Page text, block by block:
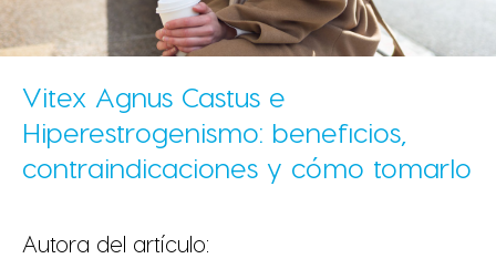
Vitex Agnus Castus e
Hiperestrogenismo: beneficios,
contraindicaciones y cómo tomarlo
Autora del artículo: